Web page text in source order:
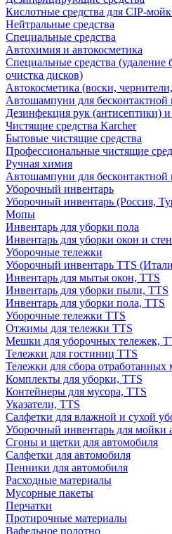
Кислотные средства для CIP-
Нейтральные средства
Специальные средства
Автохимия и автокосметика
Специальные средства (удаление
очистка дисков)
Автокосметика (воски,
Автошампуни для бесконтактной
Дезинфекция рук (антисептики)
Чистящие средства Karcher
Бытовые чистящие средства
Профессиональные чистящие
Ручная химия
Автошампуни для бесконтактной
Уборочный инвентарь
Уборочный инвентарь (Россия,
Мопы
Инвентарь для уборки пола
Инвентарь для уборки окон и стен
Уборочные тележки
Уборочный инвентарь TTS
Инвентарь для мытья окон, TTS
Инвентарь для уборки пыли, TTS
Инвентарь для уборки пола, TTS
Уборочные тележки TTS
Отжимы для тележки TTS
Мешки для уборочных тележек,
Тележки для гостиниц TTS
Тележки для сбора отработанных
Комплекты для уборки, TTS
Контейнеры для мусора, TTS
Указатели, TTS
Салфетки для влажной и сухой
Уборочный инвентарь для мойки
Сгоны и щетки для автомобиля
Салфетки для автомобиля
Пенники для автомобиля
Расходные материалы
Мусорные пакеты
Перчатки
Протирочные материалы
Вафельное полотно